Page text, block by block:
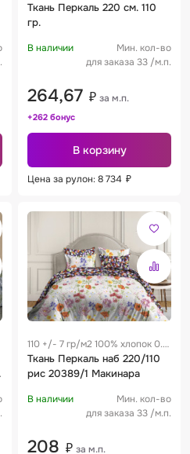
Ткань Перкаль 220 см. 110
гр.
В наличии
Мин. кол-во
для заказа 33 /м.п.
264,67 ₽ за м.п.
+262 бонус
В корзину
Цена за рулон: 8 734 ₽
110 +/- 7 гр/м2 100% хлопок 0.3
м
Ткань Перкаль наб 220/110
рис 20389/1 Макинара
В наличии
Мин. кол-во
для заказа 33 /м.п.
208 ₽ за м.п.